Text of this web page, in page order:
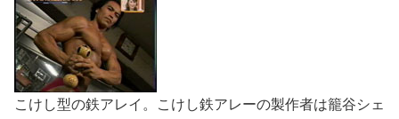
こけし型の鉄アレイ。こけし鉄アレーの製作者は籠谷シェ